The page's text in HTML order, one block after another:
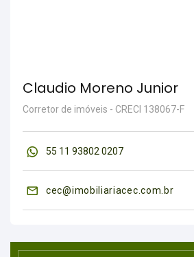
Claudio Moreno Junior
Corretor de imóveis - CRECI 138067-F
55 11 93802 0207
cec@imobiliariacec.com.br